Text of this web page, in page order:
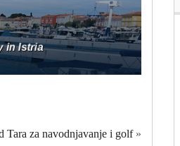
Tara za navodnjavanje i golf»